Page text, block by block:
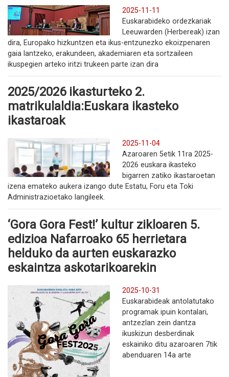
2025-11-11
Euskarabideko ordezkariak
Leeuwarden (Herbereak) izan
dira, Europako hizkuntzen eta ikus-entzunezko ekoizpenaren
gaia lantzeko, erakundeen, akademiaren eta sortzaileen
ikuspegien arteko iritzi trukeen parte izan dira
2025/2026 ikasturteko 2.
matrikulaldia:Euskara ikasteko
ikastaroak
2025-11-04
Azaroaren 5etik 11ra 2025-
2026 euskara ikasteko
bigarren zatiko ikastaroetan
izena emateko aukera izango dute Estatu, Foru eta Toki
Administrazioetako langileek.
‘Gora Gora Fest!’ kultur zikloaren 5.
edizioa Nafarroako 65 herrietara
helduko da aurten euskarazko
eskaintza askotarikoarekin
2025-10-31
Euskarabideak antolatutako
programak ipuin kontalari,
antzezlan zein dantza
ikuskizun desberdinak
eskainiko ditu azaroaren 7tik
abenduaren 14a arte